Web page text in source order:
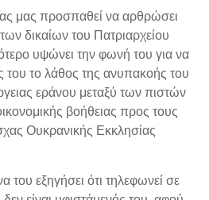
μας προσπαθεί να αρθρώσει
δικαίων του Πατριαρχείου
υψώνει την φωνή του για να
του το λάθος της ανυπακοής του
εράνου μεταξύ των πιστών
βοήθειας προς τους
Ουκρανικής Εκκλησίας
του εξηγήσει ότι τηλεφωνεί σε